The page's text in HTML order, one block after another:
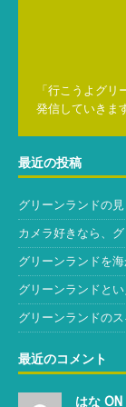
「行こうよグ
発信していきま
最近の投稿
グリーンランドの
カメラ好きなら、
グリーンランドを
グリーンランドと
グリーンランドの
最近のコメント
はな ON